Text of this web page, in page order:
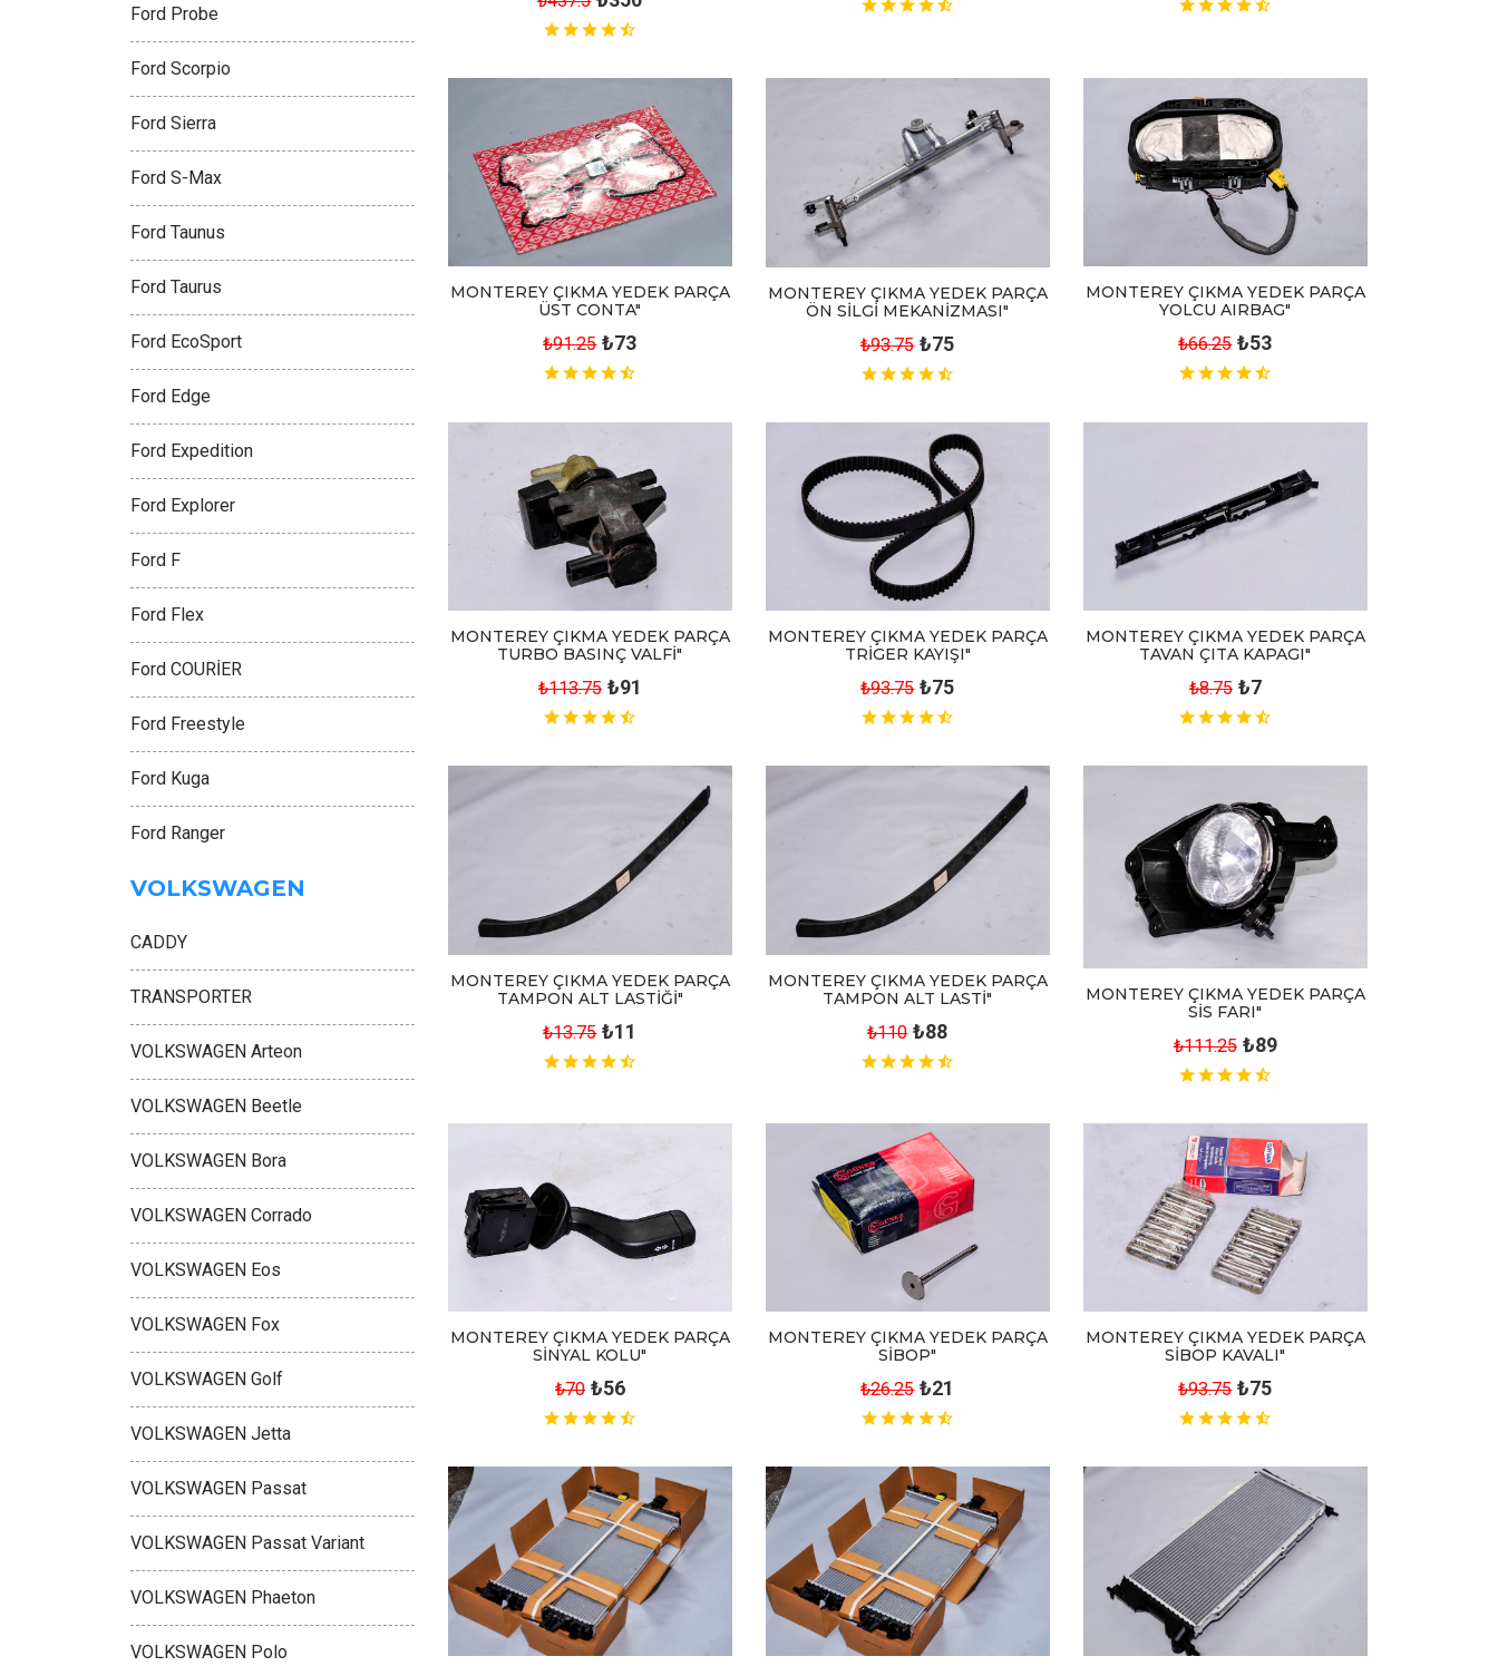
MONTEREY ÇIKMA YEDEK PARÇA
ÜST CONTA"
₺91.25 ₺73
MONTEREY ÇIKMA YEDEK PARÇA
ÖN SİLGİ MEKANİZMASI"
₺93.75 ₺75
MONTEREY ÇIKMA YEDEK PARÇA
YOLCU AIRBAG"
₺66.25 ₺53
MONTEREY ÇIKMA YEDEK PARÇA
TURBO BASINÇ VALFİ"
₺113.75 ₺91
MONTEREY ÇIKMA YEDEK PARÇA
TRİGER KAYIŞI"
₺93.75 ₺75
MONTEREY ÇIKMA YEDEK PARÇA
TAVAN ÇITA KAPAGI"
₺8.75 ₺7
MONTEREY ÇIKMA YEDEK PARÇA
TAMPON ALT LASTİĞİ"
₺13.75 ₺11
MONTEREY ÇIKMA YEDEK PARÇA
TAMPON ALT LASTİ"
₺110 ₺88
MONTEREY ÇIKMA YEDEK PARÇA
SİS FARI"
₺111.25 ₺89
MONTEREY ÇIKMA YEDEK PARÇA
SİNYAL KOLU"
₺70 ₺56
MONTEREY ÇIKMA YEDEK PARÇA
SİBOP"
₺26.25 ₺21
MONTEREY ÇIKMA YEDEK PARÇA
SİBOP KAVALI"
₺93.75 ₺75
Ford Probe
Ford Scorpio
Ford Sierra
Ford S-Max
Ford Taunus
Ford Taurus
Ford EcoSport
Ford Edge
Ford Expedition
Ford Explorer
Ford F
Ford Flex
Ford COURİER
Ford Freestyle
Ford Kuga
Ford Ranger
VOLKSWAGEN
CADDY
TRANSPORTER
VOLKSWAGEN Arteon
VOLKSWAGEN Beetle
VOLKSWAGEN Bora
VOLKSWAGEN Corrado
VOLKSWAGEN Eos
VOLKSWAGEN Fox
VOLKSWAGEN Golf
VOLKSWAGEN Jetta
VOLKSWAGEN Passat
VOLKSWAGEN Passat Variant
VOLKSWAGEN Phaeton
VOLKSWAGEN Polo